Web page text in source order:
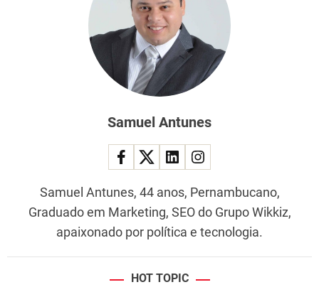
Samuel Antunes
Samuel Antunes, 44 anos, Pernambucano,
Graduado em Marketing, SEO do Grupo Wikkiz,
apaixonado por política e tecnologia.
HOT TOPIC